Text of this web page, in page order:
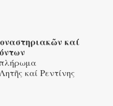
καί
καί Ρεντίνης